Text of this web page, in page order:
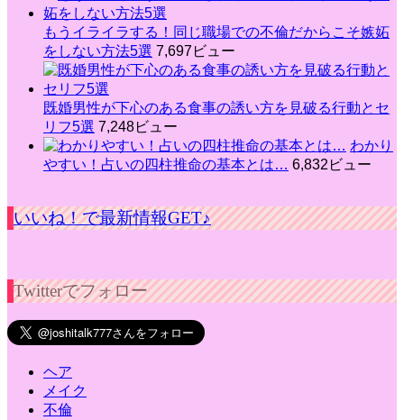
もうイライラする！同じ職場での不倫だからこそ嫉妬
をしない方法5選 7,697ビュー
既婚男性が下心のある食事の誘い方を見破る行動とセ
リフ5選 7,248ビュー
わかり
やすい！占いの四柱推命の基本とは… 6,832ビュー
いいね！で最新情報GET♪
Twitterでフォロー
ヘア
メイク
不倫